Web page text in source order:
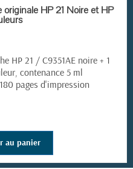
HP 21 Noire et HP
HP 21 / C9351AE noire + 1
contenance 5 ml
pages d'impression
au panier